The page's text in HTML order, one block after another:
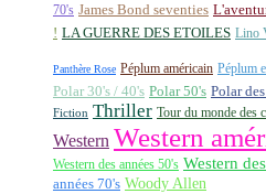
70's James Bond seventies
! LA GUERRE DES ETOILES Lino
Panthère Rose Péplum américain Péplum
Polar 30's / 40's Polar 50's Polar
Fiction Thriller Tour du monde des
Western Western
Western des années 50's Western
années 70's Woody Allen